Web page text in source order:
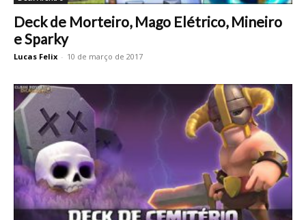
Deck de Morteiro, Mago Elétrico, Mineiro
e Sparky
Lucas Felix - 10 de março de 2017